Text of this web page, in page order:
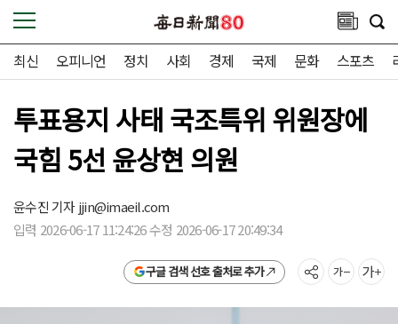
최신 오피니언 정치 사회 경제 국제 문화 스포츠
투표용지 사태 국조특위 위원장에
국힘 5선 윤상현 의원
윤수진 기자jjin@imaeil.com
입력 2026-06-17 11:24:26 수정 2026-06-17 20:49:34
구글 검색 선호 출처로 추가